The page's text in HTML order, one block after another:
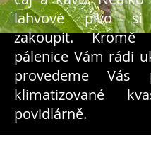
lahvové pivo si
zakoupit. Kromě
pálenice Vám rádi
provedeme Vás
klimatizované
povidlárně.